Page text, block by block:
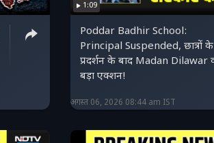
1:09
Poddar Badhir School:
Principal Suspended, छात्रों के
प्रदर्शन के बाद Madan Dilawar
बड़ा एक्शन!
अगस्त 06, 2026 08:44 am IST